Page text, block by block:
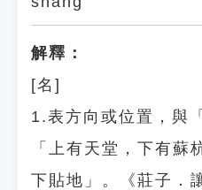
解釋：
[名]
1.表方向或位置，與
「上有天堂，下有蘇
下貼地」。《莊子．